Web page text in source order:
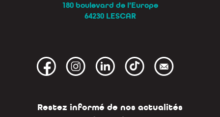
180 boulevard de l’Europe
64230 LESCAR
Restez informé de nos actualités